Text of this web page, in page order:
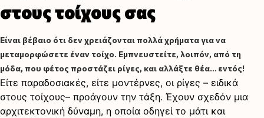
στους τοίχους σας
Είναι βέβαιο ότι δεν χρειάζονται πολλά χρήματα για να
μεταμορφώσετε έναν τοίχο. Εμπνευστείτε, λοιπόν, από τη
μόδα, που φέτος προστάζει ρίγες, και αλλάξτε θέα… εντός!
Είτε παραδοσιακές, είτε μοντέρνες, οι ρίγες – ειδικά
στους τοίχους– προάγουν την τάξη. Έχουν σχεδόν μια
αρχιτεκτονική δύναμη, η οποία οδηγεί το μάτι και